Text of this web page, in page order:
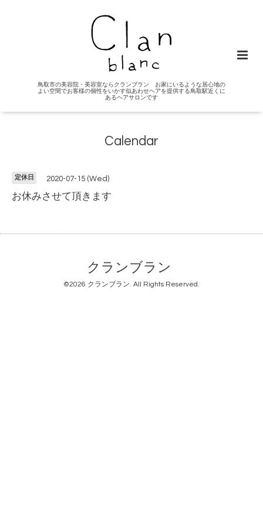
鳥取市の美容院・美容室ならクランブラン お家にいるような居心地の
よい空間でお客様の個性をいかす似あわせヘアを提供する鳥取駅近くに
あるヘアサロンです
Calendar
定休日 2020-07-15 (Wed)
お休みさせて頂きます
クランブラン
©2026 クランブラン. All Rights Reserved.